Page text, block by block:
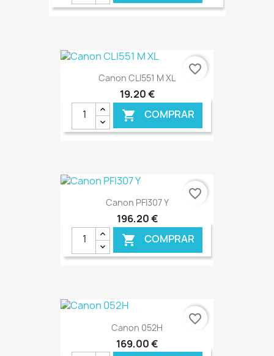
€ ONLINE
Canon CLI551 M XL
19,20 €
 COMPRAR
€ ONLINE
favorite_border
Canon PFI307 Y
196,20 €
 COMPRAR
€ ONLINE
favorite_border
Canon 052H
169,00 €
favorite_border